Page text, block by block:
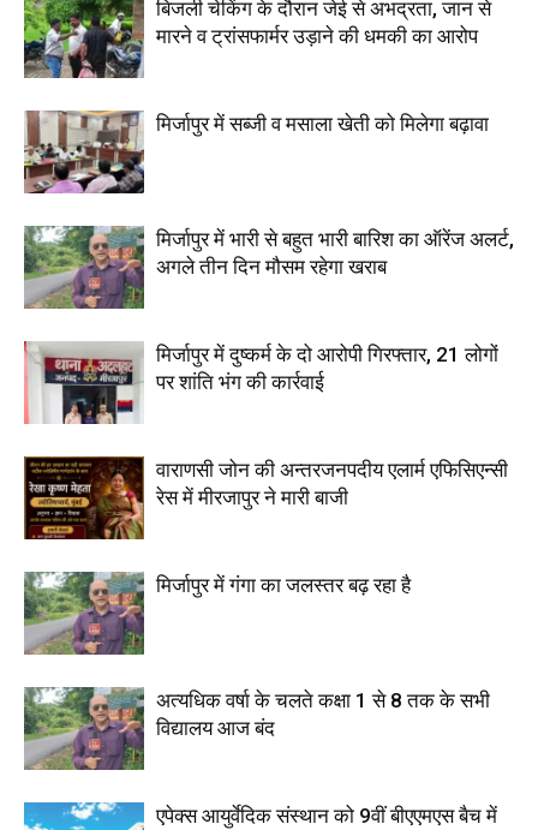
बिजली चेकिंग के दौरान जेई से अभद्रता, जान से
मारने व ट्रांसफार्मर उड़ाने की धमकी का आरोप
मिर्जापुर में सब्जी व मसाला खेती को मिलेगा बढ़ावा
मिर्जापुर में भारी से बहुत भारी बारिश का ऑरेंज अलर्ट,
अगले तीन दिन मौसम रहेगा खराब
मिर्जापुर में दुष्कर्म के दो आरोपी गिरफ्तार, 21 लोगों
पर शांति भंग की कार्रवाई
वाराणसी जोन की अन्तरजनपदीय एलार्म एफिसिएन्सी
रेस में मीरजापुर ने मारी बाजी
मिर्जापुर में गंगा का जलस्तर बढ़ रहा है
अत्यधिक वर्षा के चलते कक्षा 1 से 8 तक के सभी
विद्यालय आज बंद
एपेक्स आयुर्वेदिक संस्थान को 9वीं बीएएमएस बैच में